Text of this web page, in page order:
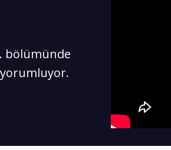
bölümünde
yorumluyor.